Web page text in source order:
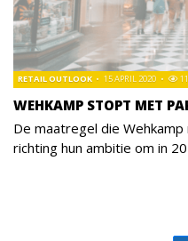
WEHKAMP STOPT MET
RETAIL OUTLOOK 15 APRIL 2020
De maatregel die
richting hun ambitie om in